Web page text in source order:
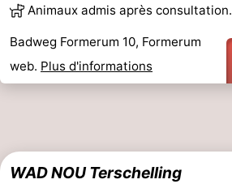
Animaux admis après consultation.
Badweg Formerum 10, Formerum
web. Plus d'informations
WAD NOU Terschelling